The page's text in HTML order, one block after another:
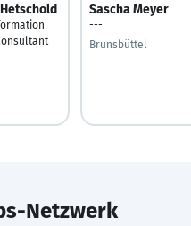
Sascha Meyer
---
Brunsbüttel
Netzwerk